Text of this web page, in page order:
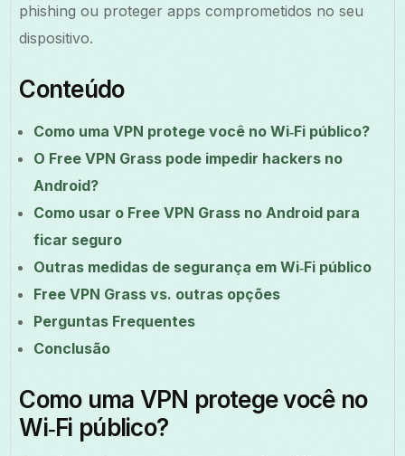
phishing ou proteger apps comprometidos no seu
dispositivo.
Conteúdo
Como uma VPN protege você no Wi‑Fi público?
O Free VPN Grass pode impedir hackers no
Android?
Como usar o Free VPN Grass no Android para
ficar seguro
Outras medidas de segurança em Wi‑Fi público
Free VPN Grass vs. outras opções
Perguntas Frequentes
Conclusão
Como uma VPN protege você no
Wi‑Fi público?